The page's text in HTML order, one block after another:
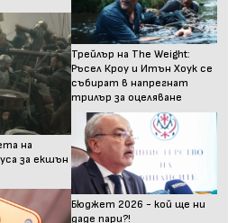
на
за екшън
Трейлър на The Weight:
Ръсел Кроу и Итън Хоук се
събират в напрегнат
трилър за оцеляване
Бюджет 2026 - кой ще ни
даде пари?!